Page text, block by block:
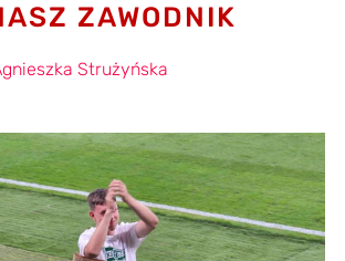
ZAWODNIK
Strużyńska